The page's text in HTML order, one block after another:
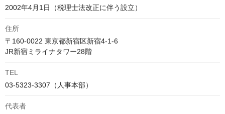
2002年4月1日（税理士法改正に伴う設立）
住所
〒160-0022 東京都新宿区新宿4-1-6
JR新宿ミライナタワー28階
TEL
03-5323-3307（人事本部）
代表者